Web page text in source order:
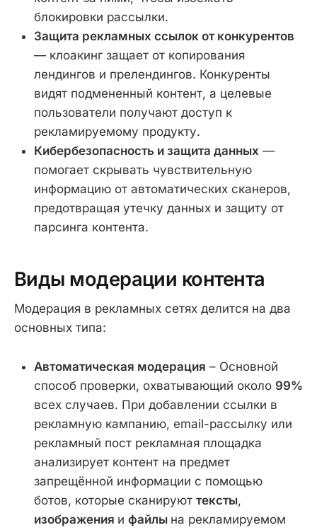
блокировки рассылки.
Защита рекламных ссылок от конкурентов
— клоакинг защает от копирования
лендингов и прелендингов. Конкуренты
видят подмененный контент, а целевые
пользователи получают доступ к
рекламируемому продукту.
Кибербезопасность и защита данных —
помогает скрывать чувствительную
информацию от автоматических сканеров,
предотвращая утечку данных и защиту от
парсинга контента.
Виды модерации контента
Модерация в рекламных сетях делится на два
основных типа:
Автоматическая модерация – Основной
способ проверки, охватывающий около 99%
всех случаев. При добавлении ссылки в
рекламную кампанию, email-рассылку или
рекламный пост рекламная площадка
анализирует контент на предмет
запрещённой информации с помощью
ботов, которые сканируют тексты,
изображения и файлы на рекламируемом